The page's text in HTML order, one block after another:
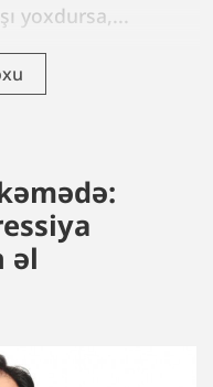
yoxdursa,...
əl